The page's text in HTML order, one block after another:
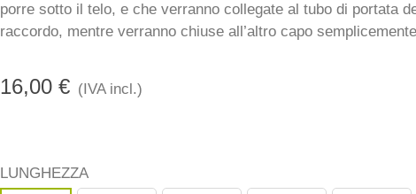
porre sotto il telo, e che verranno collegate al tubo di portata
raccordo, mentre verranno chiuse all’altro capo
16,00 € (IVA incl.)
LUNGHEZZA